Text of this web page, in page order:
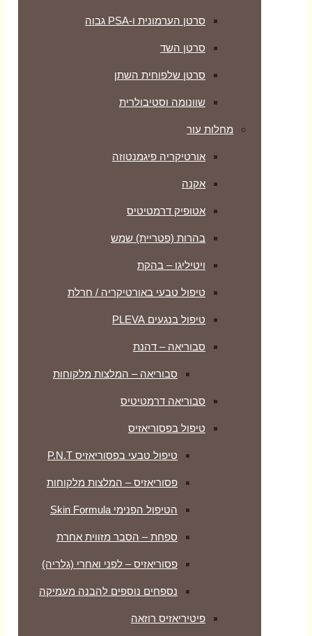
סרטן הערמונית ו-PSA גבוה
סרטן השד
סרטן שלפוחית השתן
שוונומה וסטיבולרית
מחלות עור
אורטיקריה פיגמנטוזה
אקנה
אטופיק דרמטיטיס
בהרות (פטריית) שמש
ויטיליגו – בהקת
טיפול טבעי באורטיקריה / חרלת
טיפול בנגעים PLEVA
סבוריאה – דהנת
סבוריאה – המלצות מלקוחות
סבוריאה דרמטיטיס
טיפול בפסוריאזיס
טיפול טבעי בפסוריאזיס P.N.T
פסוריאזיס – המלצות מלקוחות
הטיפול הפנימי Skin Formula
ספחת – הסבר מזווית אחרת
פסוריאזיס – לפני ואחרי (גלריה)
נספחים נוספים להבנה מעמיקה
פיטיריאזיס רוזאה